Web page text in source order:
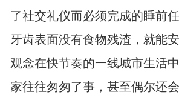
了社交礼仪而必须完成的睡前
牙齿表面没有食物残渣，就能
观念在快节奏的一线城市生活
家往往匆匆了事，甚至偶尔还